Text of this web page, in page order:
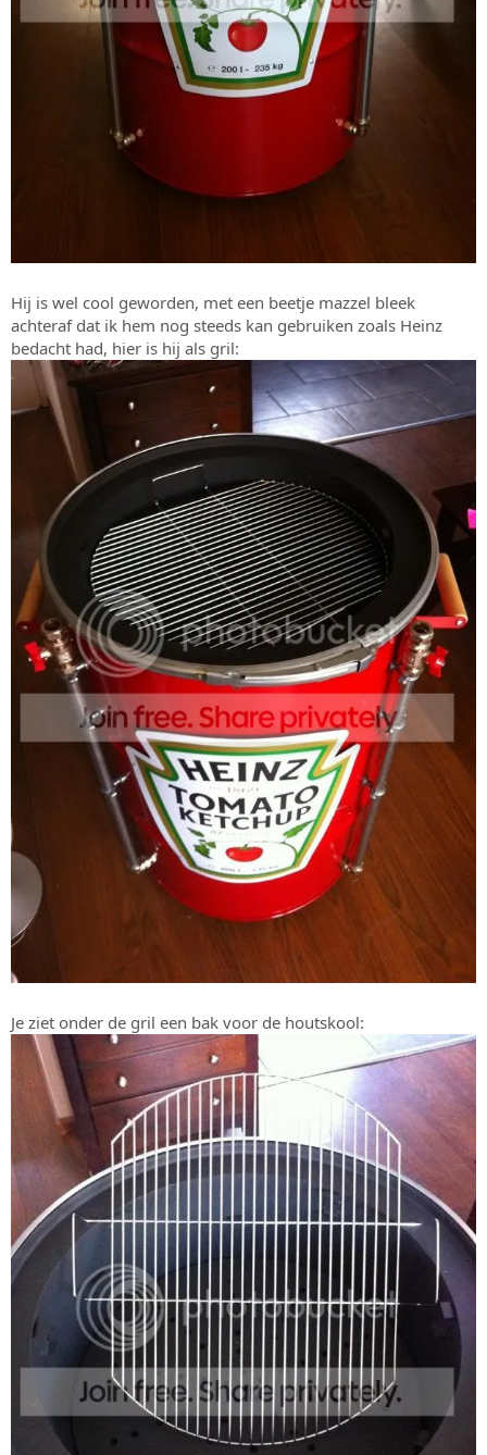
Hij is wel cool geworden, met een beetje mazzel bleek
achteraf dat ik hem nog steeds kan gebruiken zoals Heinz
bedacht had, hier is hij als gril:
Je ziet onder de gril een bak voor de houtskool: